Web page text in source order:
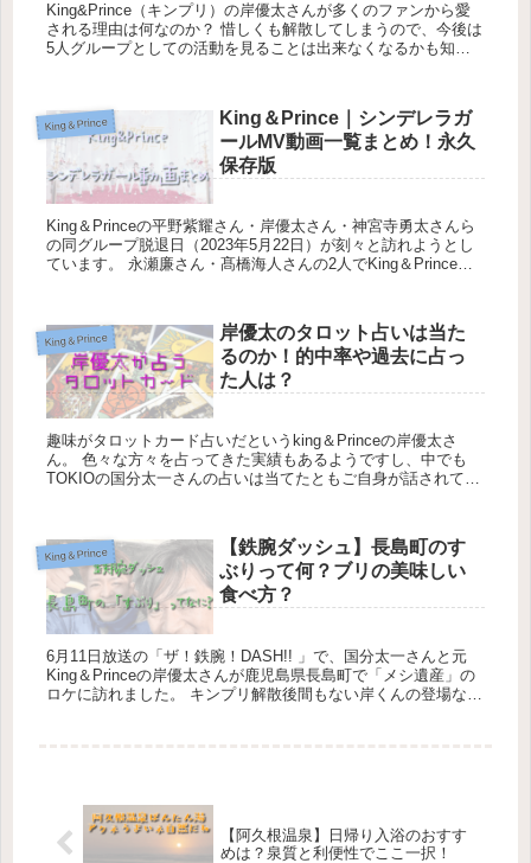
King&Prince（キンプリ）の岸優太さんが多くのファンから愛
される理由は何なのか？ 惜しくも解散してしまうので、今後は
5人グループとしての活動を見ることは出来なくなるかも知れ
King＆Prince
King＆Prince｜シンデレラガ
ールMV動画一覧まとめ！永久
保存版
King＆Princeの平野紫耀さん・岸優太さん・神宮寺勇太さんら
の同グループ脱退日（2023年5月22日）が刻々と訪れようとし
ています。 永瀬廉さん・髙橋海人さんの2人でKing＆Princeと
King＆Prince
岸優太のタロット占いは当た
るのか！的中率や過去に占っ
た人は？
趣味がタロットカード占いだというking＆Princeの岸優太さ
ん。 色々な方々を占ってきた実績もあるようですし、中でも
TOKIOの国分太一さんの占いは当てたともご自身が話されてい
King＆Prince
【鉄腕ダッシュ】長島町のす
ぶりって何？ブリの美味しい
食べ方？
6月11日放送の「ザ！鉄腕！DASH!! 」で、国分太一さんと元
King＆Princeの岸優太さんが鹿児島県長島町で「メシ遺産」の
ロケに訪れました。 キンプリ解散後間もない岸くんの登場なだ
【阿久根温泉】日帰り入浴のおすす
めは？泉質と利便性でここ一択！